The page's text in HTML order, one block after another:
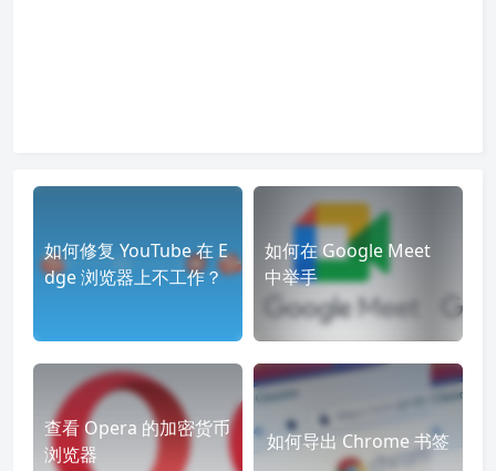
如何修复 YouTube 在 E
dge 浏览器上不工作？
如何在 Google Meet
中举手
查看 Opera 的加密货币
浏览器
如何导出 Chrome 书签